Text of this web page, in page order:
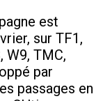
est
sur TF1,
W9, TMC,
par
passages en